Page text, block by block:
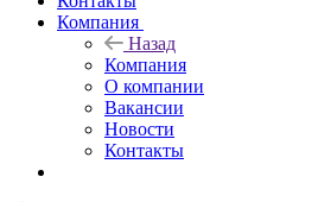
Компания
Назад
Компания
О компании
Вакансии
Новости
Контакты